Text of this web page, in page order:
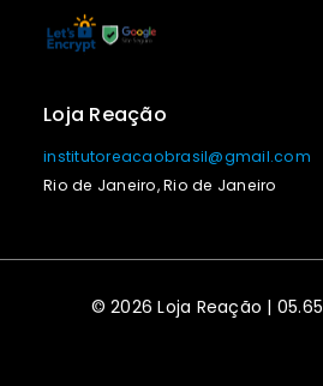
Loja Reação
institutoreacaobrasil@gmail.com
Rio de Janeiro, Rio de Janeiro
© 2026 Loja Reação |